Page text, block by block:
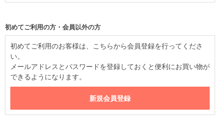
初めてご利用の方・会員以外の方
初めてご利用のお客様は、こちらから会員登録を行ってくださ
い。
メールアドレスとパスワードを登録しておくと便利にお買い物が
できるようになります。